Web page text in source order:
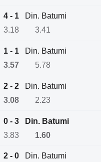
4 - 1
Din. Batumi
3.18 3.41
1 - 1
Din. Batumi
3.57 5.78
2 - 2
Din. Batumi
3.08 2.23
0 - 3
Din. Batumi
3.83 1.60
2 - 0
Din. Batumi